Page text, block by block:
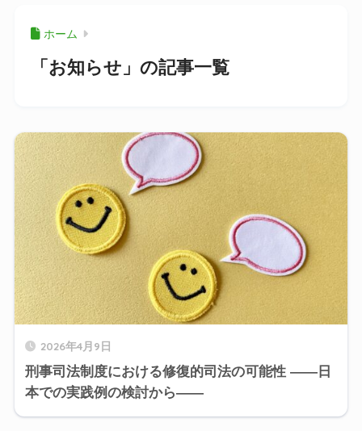
ホーム
「お知らせ」の記事一覧
2026年4月9日
刑事司法制度における修復的司法の可能性 ――日
本での実践例の検討から――